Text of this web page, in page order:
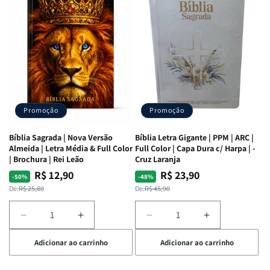
Mulheres
da
Bíblia
Isabelle
S.
Alves
Mulheres
da
Bíblia
|
Isabelle
S.
Alves
Livro
por
Livro
um
panorama
completo
dos
66
da
Bíblia
Equipe
teológica
Penkal
Livro
-
um
panorama
completo
dos
da
Bíblia
Penkal
Promoção
Bíblia Sagrada | Nova Versão
Almeida | Letra Média & Full Color
| Brochura | Rei Leão
-50%
Preço
normal
De:R$ 25,80
Preço
promocional
R$ 12,90
Diminuir
a
quantidade
de
Aumentar
a
quantidade
de
Adicionar ao carrinho
Promoção
Bíblia Letra Gigante | PPM | ARC |
Full Color | Capa Dura c/ Harpa | -
Cruz Laranja
-48%
Preço
normal
De:R$ 45,90
Preço
promocional
R$ 23,90
Diminuir
a
quantidade
de
Aumentar
a
quantidade
de
Adicionar ao carrinho